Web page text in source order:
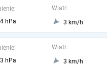
hPa
Wiatr:
3 km/h
hPa
Wiatr:
3 km/h